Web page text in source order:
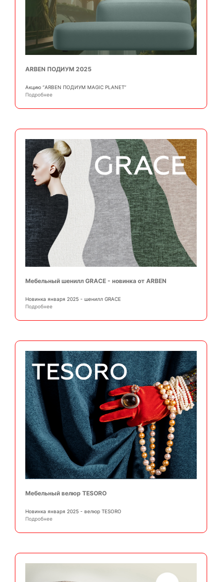
ARBEN ПОДИУМ 2025
Акцию “ARBEN ПОДИУМ MAGIC PLANET”
Подробнее
Мебельный шенилл GRACE - новинка от ARBEN
Новинка января 2025 - шенилл GRACE
Подробнее
Мебельный велюр TESORO
Новинка января 2025 - велюр TESORO
Подробнее